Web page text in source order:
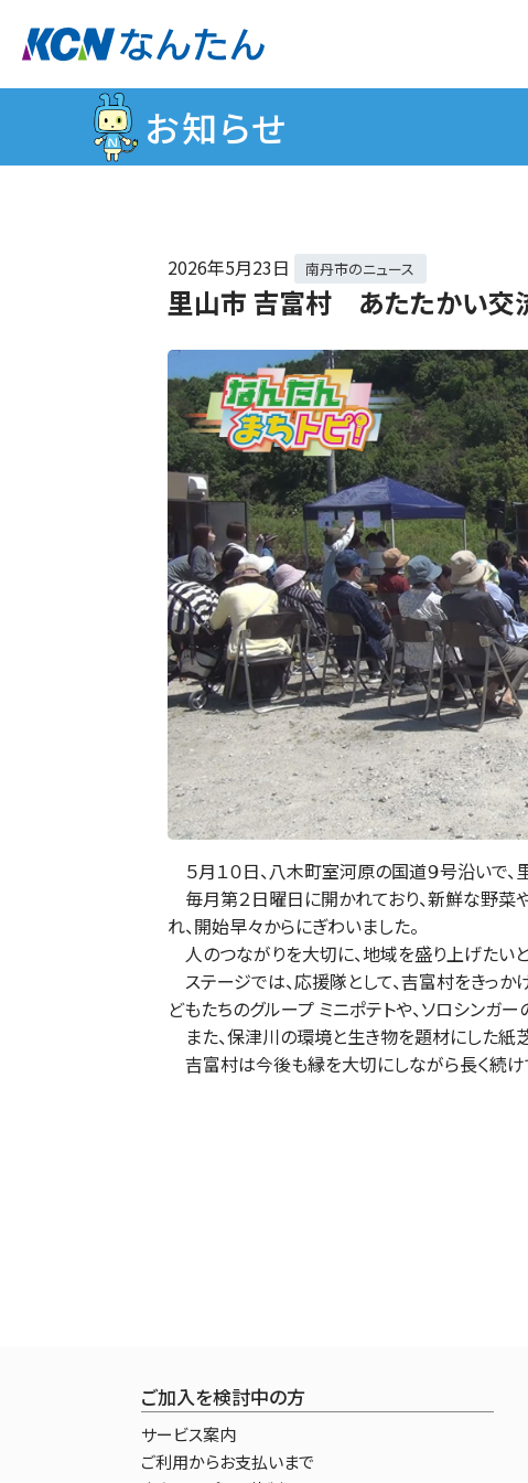
お知らせ
2026年5月23日 南丹市のニュース
里山市 吉富村 あたたかい交
５月１０日、八木町室河原の国道９号沿いで
毎月第２日曜日に開かれており、新鮮な野菜
れ、開始早々からにぎわいました。
人のつながりを大切に、地域を盛り上げたい
ステージでは、応援隊として、吉富村をきっ
どもたちのグループ ミニポテトや、ソロシンガ
また、保津川の環境と生き物を題材にした紙
吉富村は今後も縁を大切にしながら長く続け
ご加入を検討中の方
サービス案内
ご利用からお支払いまで